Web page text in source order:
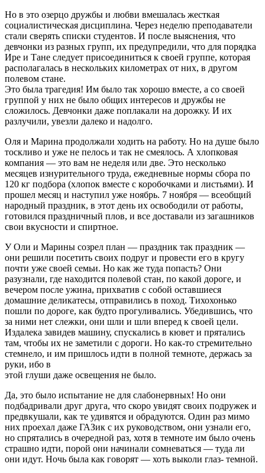
Но в это озерцо дружбы и любви вмешалась жесткая
социалистическая дисциплина. Через неделю преподаватели
стали сверять списки студентов. И после выяснения, что
девчонки из разных групп, их предупредили, что для порядка
Ире и Тане следует присоединиться к своей группе, которая
располагалась в нескольких километрах от них, в другом
полевом стане.
Это была трагедия! Им было так хорошо вместе, а со своей
группой у них не было общих интересов и дружбы не
сложилось. Девчонки даже поплакали на дорожку. И их
разлучили, увезли далеко и надолго.
Оля и Марина продолжали ходить на работу. Но на душе было
тоскливо и уже не пелось и так не смеялось. А хлопковая
компания — это вам не неделя или две. Это несколько
месяцев изнурительного труда, ежедневные нормы сбора по
120 кг подбора (хлопок вместе с коробочками и листьями). И
прошел месяц и наступил уже ноябрь. 7 ноября — всеобщий
народный праздник, в этот день их освободили от работы,
готовился праздничный плов, и все доставали из загашников
свои вкусности и спиртное.
У Оли и Марины созрел план — праздник так праздник —
они решили посетить своих подруг и провести его в кругу
почти уже своей семьи. Но как же туда попасть? Они
разузнали, где находится полевой стан, по какой дороге, и
вечером после ужина, прихватив с собой оставшиеся
домашние деликатесы, отправились в поход. Тихохонько
пошли по дороге, как будто прогуливались. Убедившись, что
за ними нет слежки, они шли и шли вперед к своей цели.
Издалека завидев машину, спускались в кювет и прятались
там, чтобы их не заметили с дороги. Но как-то стремительно
стемнело, и им пришлось идти в полной темноте, держась за
руки, ибо в
этой глуши даже освещения не было.
Да, это было испытание не для слабонервных! Но они
подбадривали друг друга, что скоро увидят своих подружек и
предвкушали, как те удивятся и обрадуются. Один раз мимо
них проехал даже ГАЗик с их руководством, они узнали его,
но спрятались в очередной раз, хотя в темноте им было очень
страшно идти, порой они начинали сомневаться — туда ли
они идут. Ночь была как говорят — хоть выколи глаз- темной.